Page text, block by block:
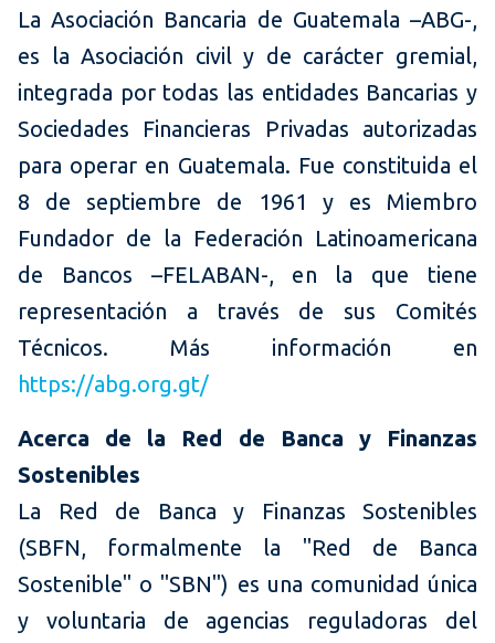
La Asociación Bancaria de Guatemala –ABG-,
es la Asociación civil y de carácter gremial,
integrada por todas las entidades Bancarias y
Sociedades Financieras Privadas autorizadas
para operar en Guatemala. Fue constituida el
8 de septiembre de 1961 y es Miembro
Fundador de la Federación Latinoamericana
de Bancos –FELABAN-, en la que tiene
representación a través de sus Comités
Técnicos. Más información en
https://abg.org.gt/
Acerca de la Red de Banca y Finanzas
Sostenibles
La Red de Banca y Finanzas Sostenibles
(SBFN, formalmente la "Red de Banca
Sostenible" o "SBN") es una comunidad única
y voluntaria de agencias reguladoras del